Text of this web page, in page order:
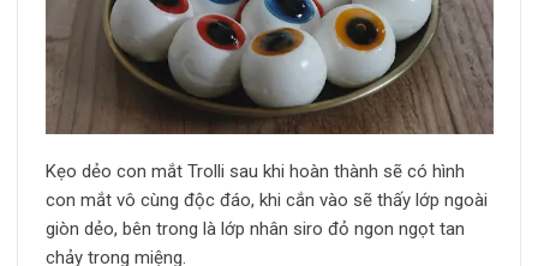
Kẹo dẻo con mắt Trolli sau khi hoàn thành sẽ có hình
con mắt vô cùng độc đáo, khi cắn vào sẽ thấy lớp ngoài
giòn dẻo, bên trong là lớp nhân siro đỏ ngon ngọt tan
chảy trong miệng.